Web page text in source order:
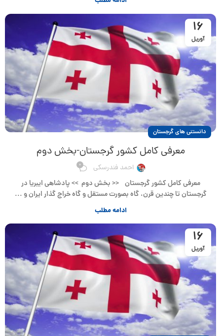
16
آوریل
دانستنی های گرجستان
معرفی کامل کشور گرجستان-بخش دوم
احمد فندرسکی 0
معرفی کامل کشور گرجستان << بخش دوم >> پادشاهی ایبریا در
گرجستان تا چندین قرن، گاه بصورت مستقل و گاه خراج گذار ایران و ...
ادامه مطلب
16
آوریل